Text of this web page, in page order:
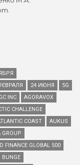
24 ИЮНЯ
5G
INC
AGORAVOX
CHALLENGE
COAST
AUKUS
GROUP
FINANCE GLOBAL 500
BUNGE